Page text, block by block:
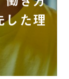
した理